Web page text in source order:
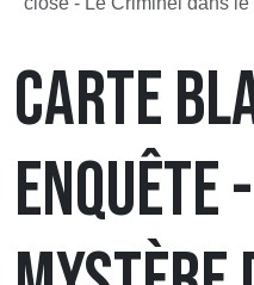
CARTE
ENQUÊTE